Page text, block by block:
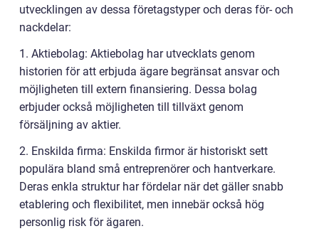
utvecklingen av dessa företagstyper och deras för- och
nackdelar:
1. Aktiebolag: Aktiebolag har utvecklats genom
historien för att erbjuda ägare begränsat ansvar och
möjligheten till extern finansiering. Dessa bolag
erbjuder också möjligheten till tillväxt genom
försäljning av aktier.
2. Enskilda firma: Enskilda firmor är historiskt sett
populära bland små entreprenörer och hantverkare.
Deras enkla struktur har fördelar när det gäller snabb
etablering och flexibilitet, men innebär också hög
personlig risk för ägaren.